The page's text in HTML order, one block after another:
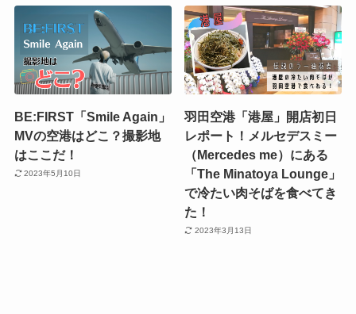
BE:FIRST「Smile Again」
MVの空港はどこ？撮影地
はここだ！
2023年5月10日
羽田空港「港屋」開店初日
レポート！メルセデスミー
（Mercedes me）にある
「The Minatoya Lounge」
で冷たい肉そばを食べてき
た！
2023年3月13日